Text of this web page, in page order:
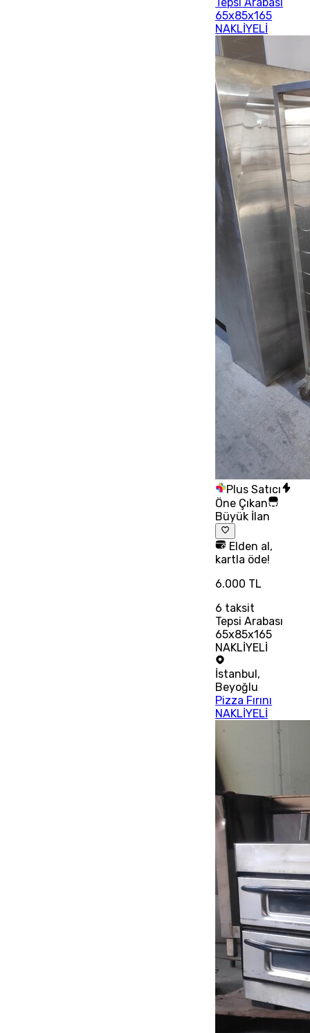
Tepsi Arabası
65x85x165
NAKLİYELİ
Plus Satıcı
Öne Çıkan
Büyük İlan
Elden al,
kartla öde!
6.000 TL
6 taksit
Tepsi Arabası
65x85x165
NAKLİYELİ
İstanbul,
Beyoğlu
Pizza Fırını
NAKLİYELİ